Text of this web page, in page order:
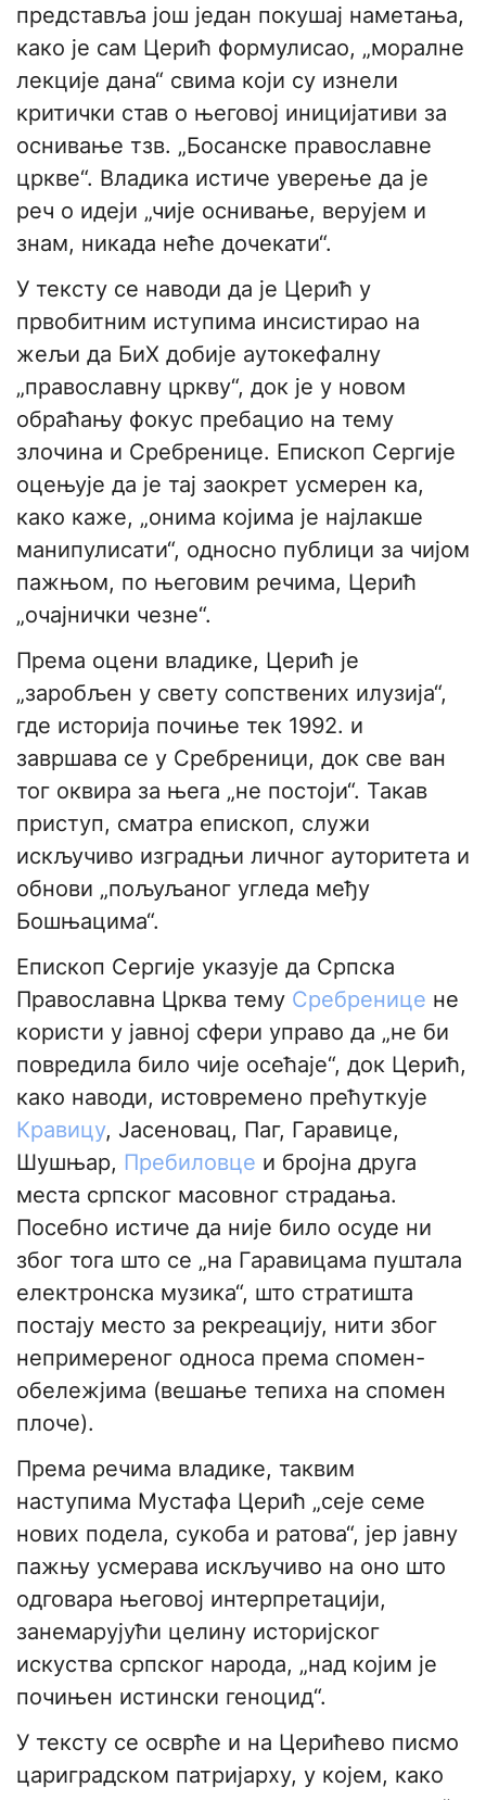
представља још један покушај наметања,
како је сам Церић формулисао, „моралне
лекције дана“ свима који су изнели
критички став о његовој иницијативи за
оснивање тзв. „Босанске православне
цркве“. Владика истиче уверење да је
реч о идеји „чије оснивање, верујем и
знам, никада неће дочекати“.
У тексту се наводи да је Церић у
првобитним иступима инсистирао на
жељи да БиХ добије аутокефалну
„православну цркву“, док је у новом
обраћању фокус пребацио на тему
злочина и Сребренице. Епископ Сергије
оцењује да је тај заокрет усмерен ка,
како каже, „онима којима је најлакше
манипулисати“, односно публици за чијом
пажњом, по његовим речима, Церић
„очајнички чезне“.
Према оцени владике, Церић је
„заробљен у свету сопствених илузија“,
где историја почиње тек 1992. и
завршава се у Сребреници, док све ван
тог оквира за њега „не постоји“. Такав
приступ, сматра епископ, служи
искључиво изградњи личног ауторитета и
обнови „пољуљаног угледа међу
Бошњацима“.
Епископ Сергије указује да Српска
Православна Црква тему Сребренице не
користи у јавној сфери управо да „не би
повредила било чије осећаје“, док Церић,
како наводи, истовремено прећуткује
Кравицу, Јасеновац, Паг, Гаравице,
Шушњар, Пребиловце и бројна друга
места српског масовног страдања.
Посебно истиче да није било осуде ни
због тога што се „на Гаравицама пуштала
електронска музика“, што стратишта
постају место за рекреацију, нити због
непримереног односа према спомен-
обележјима (вешање тепиха на спомен
плоче).
Према речима владике, таквим
наступима Мустафа Церић „сеје семе
нових подела, сукоба и ратова“, јер јавну
пажњу усмерава искључиво на оно што
одговара његовој интерпретацији,
занемарујући целину историјског
искуства српског народа, „над којим је
почињен истински геноцид“.
У тексту се осврће и на Церићево писмо
цариградском патријарху, у којем, како